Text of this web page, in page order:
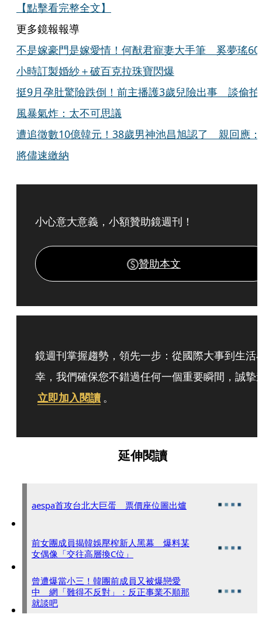
【點擊看完整全文】
更多鏡報報導
不是嫁豪門是嫁愛情！何猷君寵妻大手筆 奚夢瑤
小時訂製婚紗＋破百克拉珠寶閃爆
挺9月孕肚驚險跌倒！前主播護3歲兒險出事 談偷拍
風暴氣炸：太不可思議
遭追徵數10億韓元！38歲男神池昌旭認了 親回應：
將儘速繳納
小心意大意義，小額贊助鏡週刊！
贊助本文
鏡週刊掌握趨勢，領先一步：從國際大事到生活
幸，我們確保您不錯過任何一個重要瞬間，誠摯
立即加入閱讀 。
延伸閱讀
aespa首攻台北大巨蛋 票價座位圖出爐
前女團成員揭韓娛壓榨新人黑幕 爆料某
女偶像「交往高層換C位」
曾遭爆當小三！韓團前成員又被爆戀愛
中 網「難得不反對」：反正事業不順那
就談吧